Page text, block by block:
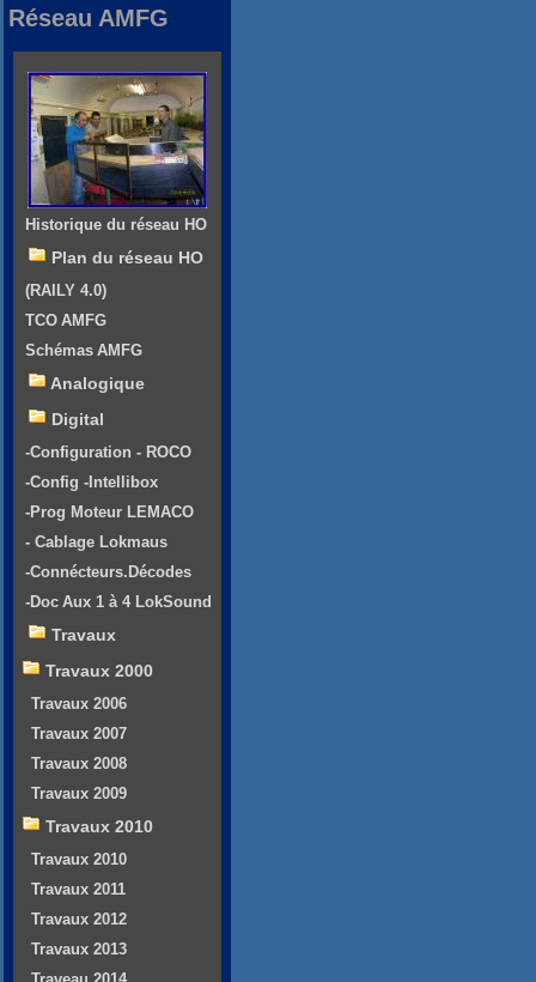
Réseau AMFG
Historique du réseau HO
Plan du réseau HO
(RAILY 4.0)
TCO AMFG
Schémas AMFG
Analogique
Digital
-Configuration - ROCO
-Config -Intellibox
-Prog Moteur LEMACO
- Cablage Lokmaus
-Connécteurs.Décodes
-Doc Aux 1 à 4 LokSound
Travaux
Travaux 2000
Travaux 2006
Travaux 2007
Travaux 2008
Travaux 2009
Travaux 2010
Travaux 2010
Travaux 2011
Travaux 2012
Travaux 2013